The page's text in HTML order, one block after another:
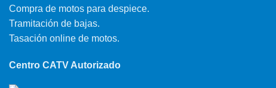
Compra de motos para despiece.
Tramitación de bajas.
Tasación online de motos.
Centro CATV Autorizado